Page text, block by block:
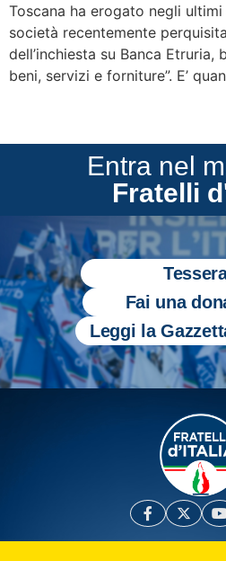
Toscana ha erogato negli
società recentemente
dell’inchiesta su Banca Etruria,
beni, servizi e forniture”. E’
Entra nel
Fratelli
Fai una
Leggi la